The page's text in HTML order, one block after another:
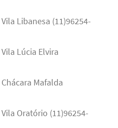
Vila Libanesa (11)96254-
Vila Lúcia Elvira
Chácara Mafalda
Vila Oratório (11)96254-